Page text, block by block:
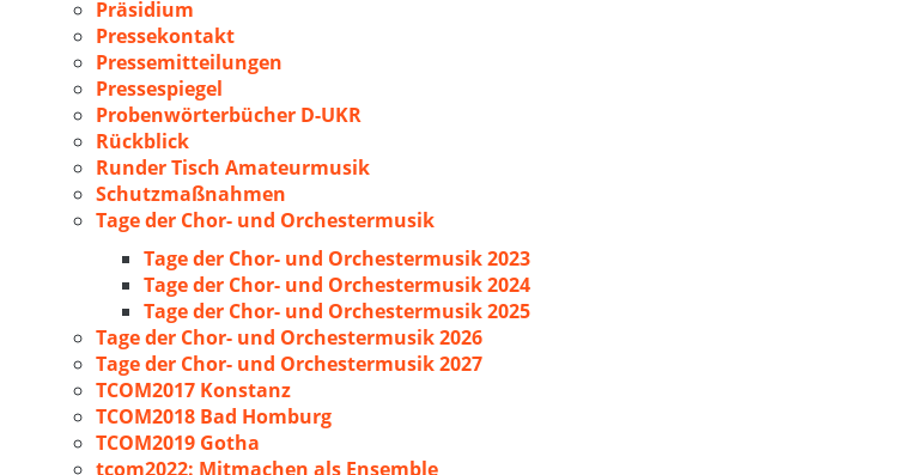
Präsidium
Pressekontakt
Pressemitteilungen
Pressespiegel
Probenwörterbücher D-UKR
Rückblick
Runder Tisch Amateurmusik
Schutzmaßnahmen
Tage der Chor- und Orchestermusik
Tage der Chor- und Orchestermusik 2023
Tage der Chor- und Orchestermusik 2024
Tage der Chor- und Orchestermusik 2025
Tage der Chor- und Orchestermusik 2026
Tage der Chor- und Orchestermusik 2027
TCOM2017 Konstanz
TCOM2018 Bad Homburg
TCOM2019 Gotha
tcom2022: Mitmachen als Ensemble